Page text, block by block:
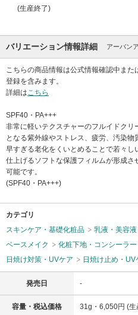
(生産終了)
バリエーション情報詳細 アーバン
こちらの商品情報は公式情報確認中ま
登録を含みます。
詳細は こちら
SPF40・PA+++
非常に軽いテクスチャーのフルイドク
となる紫外線やストレス、疲労、汚染物
早すぎる老化をくいとめることで若々し
仕上げるソフトな保護フィルムが形成さ
可能です。
(SPF40・PA+++)
カテゴリ
スキンケア・基礎化粧品
乳液・美容
ベースメイク
化粧下地・コンシーラー
日焼け対策・UVケア
日焼け止め・UV
発売日 -
容量・税込価格 31g・6,050円 (生